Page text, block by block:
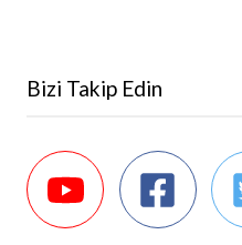
Bizi Takip Edin